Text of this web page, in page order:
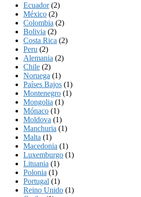
Ecuador(2)
México (2)
Colombia (2)
Bolivia (2)
Costa Rica (2)
Peru (2)
Alemania (2)
Chile (2)
Noruega (1)
Países Bajos (1)
Montenegro (1)
Mongolia (1)
Mónaco (1)
Moldova (1)
Manchuria (1)
Malta (1)
Macedonia (1)
Luxemburgo (1)
Lituania (1)
Polonia (1)
Portugal (1)
Reino Unido (1)